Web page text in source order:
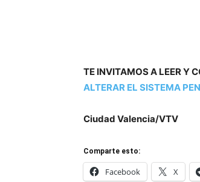
TE INVITAMOS A LEER Y
ALTERAR EL SISTEMA
Ciudad Valencia/VTV
Comparte esto:
Facebook X